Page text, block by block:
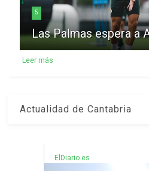
5
Las Palmas espera a
Leer más
Actualidad de Cantabria
ElDiario.es